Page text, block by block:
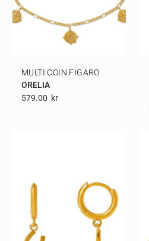
MULTI COIN FIGARO
ORELIA
579.00 Kr